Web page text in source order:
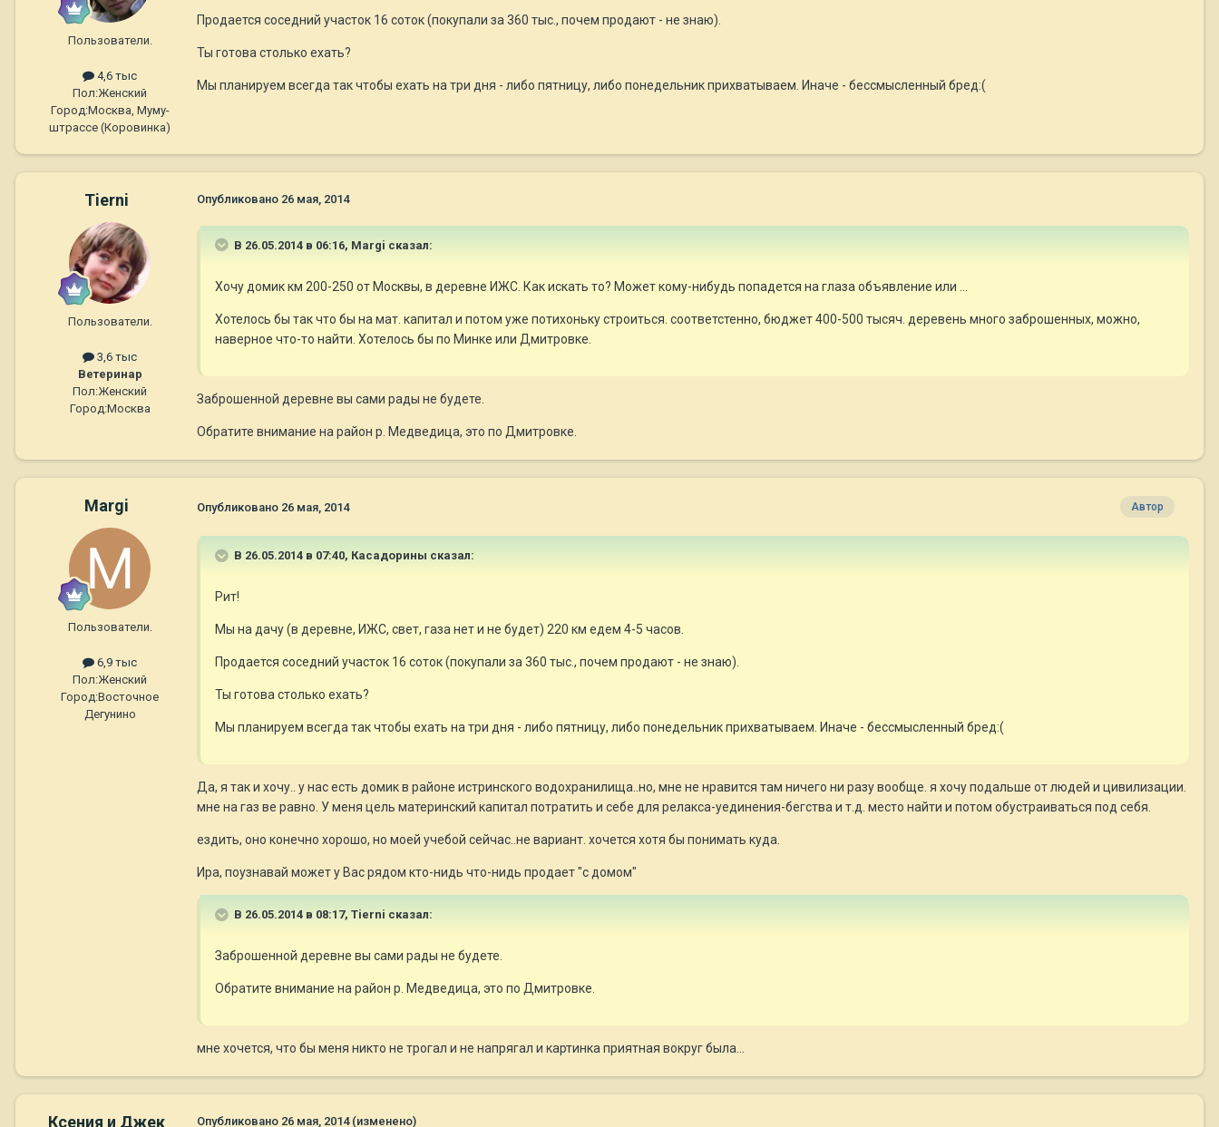
Пользователи.
4,6 тыс
Пол:Женский
Город:Москва, Муму-
штрассе (Коровинка)
Продается соседний участок 16 соток (покупали за 360 тыс., почем продают - не знаю).
Ты готова столько ехать?
Мы планируем всегда так чтобы ехать на три дня - либо пятницу, либо понедельник прихватываем. Иначе - бессмысленный бред:(
Tierni
Пользователи.
3,6 тыс
Ветеринар
Пол:Женский
Город:Москва
Опубликовано 26 мая, 2014
В 26.05.2014 в 06:16, Margi сказал:
Хочу домик км 200-250 от Москвы, в деревне ИЖС. Как искать то? Может кому-нибудь попадется на глаза объявление или ...
Хотелось бы так что бы на мат. капитал и потом уже потихоньку строиться. соответстенно, бюджет 400-500 тысяч. деревень много заброшенных, можно,
наверное что-то найти. Хотелось бы по Минке или Дмитровке.
Заброшенной деревне вы сами рады не будете.
Обратите внимание на район р. Медведица, это по Дмитровке.
Margi
Пользователи.
6,9 тыс
Пол:Женский
Город:Восточное
Дегунино
Автор
Опубликовано 26 мая, 2014
В 26.05.2014 в 07:40, Касадорины сказал:
Рит!
Мы на дачу (в деревне, ИЖС, свет, газа нет и не будет) 220 км едем 4-5 часов.
Продается соседний участок 16 соток (покупали за 360 тыс., почем продают - не знаю).
Ты готова столько ехать?
Мы планируем всегда так чтобы ехать на три дня - либо пятницу, либо понедельник прихватываем. Иначе - бессмысленный бред:(
Да, я так и хочу.. у нас есть домик в районе истринского водохранилища..но, мне не нравится там ничего ни разу вообще. я хочу подальше от людей и цивилизации.
мне на газ ве равно. У меня цель материнский капитал потратить и себе для релакса-уединения-бегства и т.д. место найти и потом обустраиваться под себя.
ездить, оно конечно хорошо, но моей учебой сейчас..не вариант. хочется хотя бы понимать куда.
Ира, поузнавай может у Вас рядом кто-нидь что-нидь продает "с домом"
В 26.05.2014 в 08:17, Tierni сказал:
Заброшенной деревне вы сами рады не будете.
Обратите внимание на район р. Медведица, это по Дмитровке.
мне хочется, что бы меня никто не трогал и не напрягал и картинка приятная вокруг была...
Ксения и Джек Опубликовано 26 мая, 2014 (изменено)